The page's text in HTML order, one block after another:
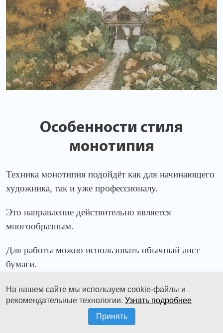
Особенности стиля
монотипия
Техника монотипия подойдёт как для начинающего
художника, так и уже профессионалу.
Это направление действительно является
многообразным.
Для работы можно использовать обычный лист
бумаги.
А если взять не гладкий лист, а с фактурной
поверхностью, допустим ватман, то работа
получится еще интереснее.
На нашем сайте мы используем cookie-файлы и
рекомендательные технологии. Узнать подробнее
Принять